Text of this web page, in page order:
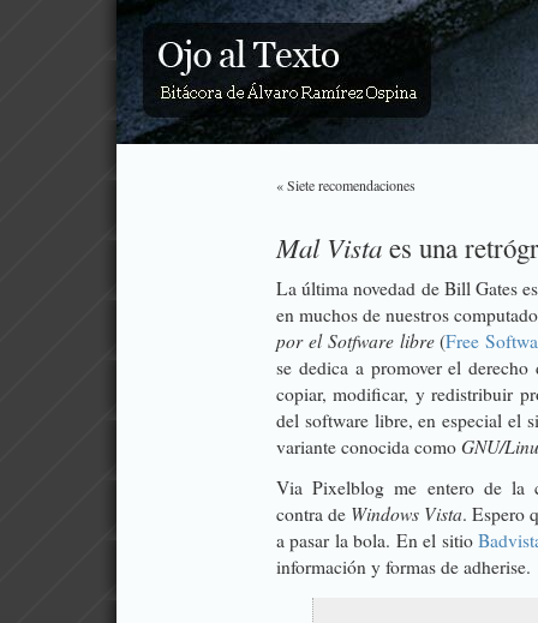
« Siete recomendaciones
Mal Vista es una
La última novedad de Bill Gates
en muchos de nuestros
por el Sotfware libre(Free
se dedica a promover el
copiar, modificar, y redistribuir
del software libre, en especial el
variante conocida como GNU/
ViaPixelblog me entero de la
contra de Windows Vista. Espero
a pasar la bola. En el sitio
información y formas de adherise.